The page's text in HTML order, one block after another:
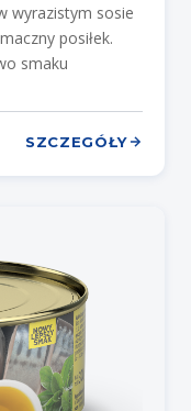
wyrazistym sosie
posiłek.
smaku
SZCZEGÓŁY